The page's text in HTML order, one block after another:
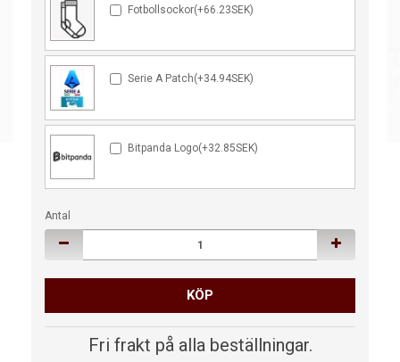
Fotbollsockor(+66.23SEK)
Serie A Patch(+34.94SEK)
Bitpanda Logo(+32.85SEK)
Antal
KÖP
Fri frakt på alla beställningar.